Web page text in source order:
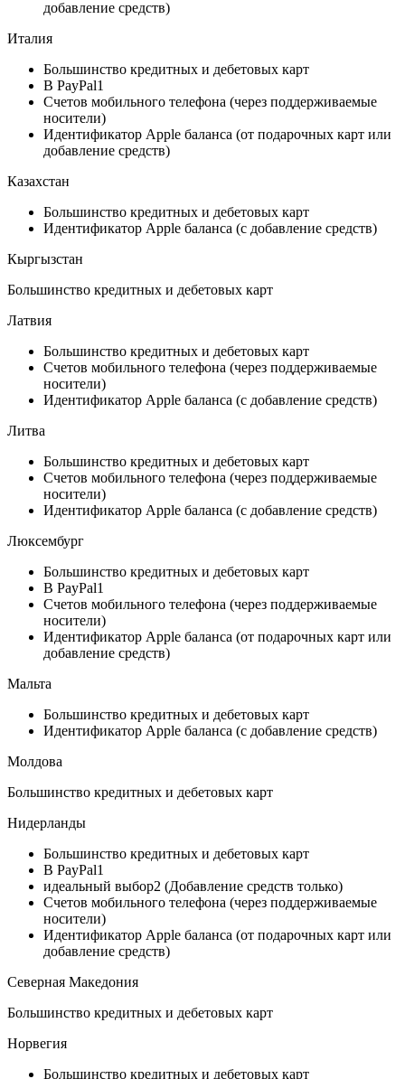
добавление средств)
Италия
Большинство кредитных и дебетовых карт
В PayPal1
Счетов мобильного телефона (через поддерживаемые
носители)
Идентификатор Apple баланса (от подарочных карт или
добавление средств)
Казахстан
Большинство кредитных и дебетовых карт
Идентификатор Apple баланса (с добавление средств)
Кыргызстан
Большинство кредитных и дебетовых карт
Латвия
Большинство кредитных и дебетовых карт
Счетов мобильного телефона (через поддерживаемые
носители)
Идентификатор Apple баланса (с добавление средств)
Литва
Большинство кредитных и дебетовых карт
Счетов мобильного телефона (через поддерживаемые
носители)
Идентификатор Apple баланса (с добавление средств)
Люксембург
Большинство кредитных и дебетовых карт
В PayPal1
Счетов мобильного телефона (через поддерживаемые
носители)
Идентификатор Apple баланса (от подарочных карт или
добавление средств)
Мальта
Большинство кредитных и дебетовых карт
Идентификатор Apple баланса (с добавление средств)
Молдова
Большинство кредитных и дебетовых карт
Нидерланды
Большинство кредитных и дебетовых карт
В PayPal1
идеальный выбор2 (Добавление средств только)
Счетов мобильного телефона (через поддерживаемые
носители)
Идентификатор Apple баланса (от подарочных карт или
добавление средств)
Северная Македония
Большинство кредитных и дебетовых карт
Норвегия
Большинство кредитных и дебетовых карт